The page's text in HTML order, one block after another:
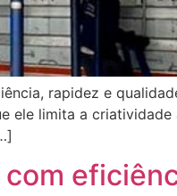
rapidez e
ele limita a